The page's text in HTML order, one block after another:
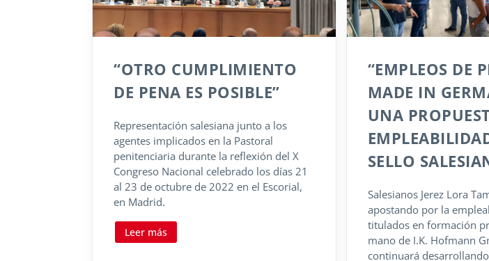
“OTRO CUMPLIMIENTO
DE PENA ES POSIBLE”
Representación salesiana junto a los
agentes implicados en la Pastoral
penitenciaria durante la reflexión del X
Congreso Nacional celebrado los días 21
al 23 de octubre de 2022 en el Escorial,
en Madrid.
Leer más
“EMPLEOS DE
MADE IN
UNA
SELLO
Salesianos Jerez Lora
apostando por la
titulados en formación
mano de I.K. Hofmann
continuará